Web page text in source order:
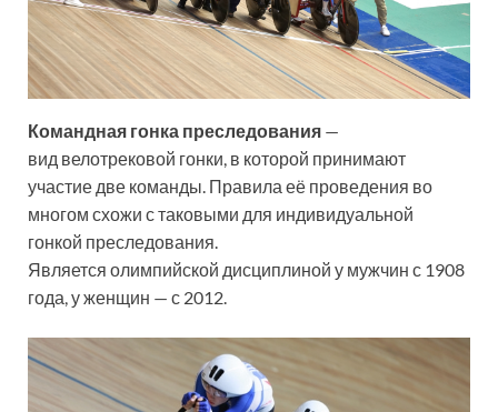
Командная гонка преследования —
вид велотрековой гонки, в которой принимают
участие две команды. Правила её проведения во
многом схожи с таковыми для индивидуальной
гонкой преследования.
Является олимпийской дисциплиной у мужчин с 1908
года, у женщин — с 2012.